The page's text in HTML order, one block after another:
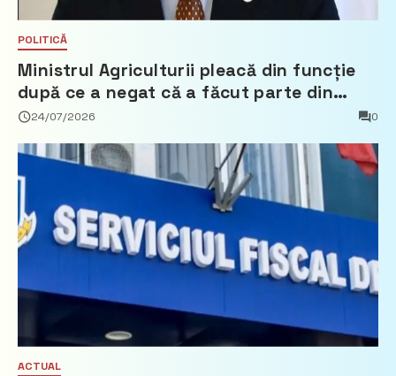
POLITICĂ
Ministrul Agriculturii pleacă din funcție
după ce a negat că a făcut parte din
Partidul Democrat
24/07/2026 0
ACTUAL